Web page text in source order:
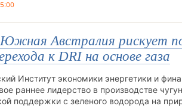
Австралия рискует
к DRI на основе газа
Институт экономики энергетики и
раннее лидерство в производстве
поддержки с зеленого водорода на